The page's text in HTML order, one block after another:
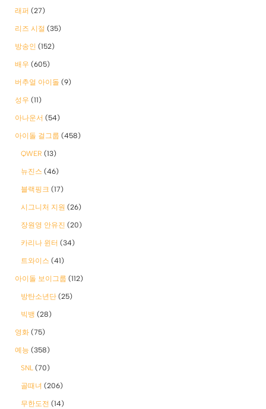
래퍼 (27)
리즈 시절 (35)
방송인 (152)
배우 (605)
버추얼 아이돌 (9)
성우 (11)
아나운서 (54)
아이돌 걸그룹 (458)
QWER (13)
뉴진스 (46)
블랙핑크 (17)
시그니처 지원 (26)
장원영 안유진 (20)
카리나 윈터 (34)
트와이스 (41)
아이돌 보이그룹 (112)
방탄소년단 (25)
빅뱅 (28)
영화 (75)
예능 (358)
SNL (70)
골때녀 (206)
무한도전 (14)